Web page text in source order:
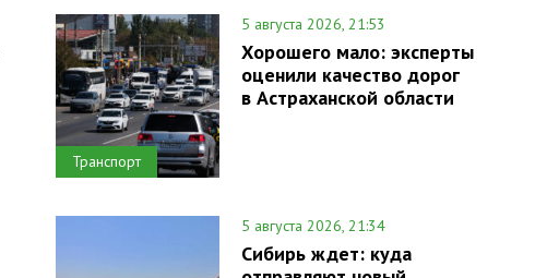
Транспорт
5 августа 2026, 21:53
Хорошего мало: эксперты
оценили качество дорог
в Астраханской области
5 августа 2026, 21:34
Сибирь ждет: куда